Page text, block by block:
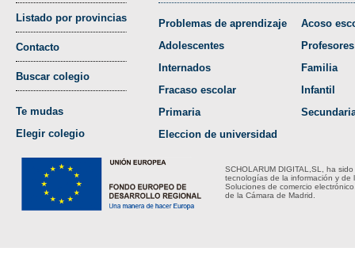
Listado por provincias
Contacto
Buscar colegio
Te mudas
Elegir colegio
Problemas de aprendizaje
Adolescentes
Internados
Fracaso escolar
Primaria
Eleccion de universidad
Acoso
Profesores
Familia
Infantil
SCHOLARUM DIGITAL,SL, ha
tecnologías de la información y de
Soluciones de comercio
de la Cámara de Madrid.